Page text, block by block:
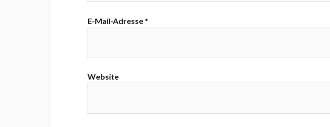
E-Mail-Adresse *
Website